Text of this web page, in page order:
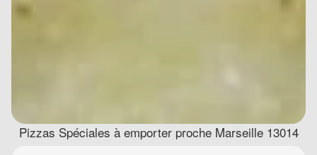
Pizzas Spéciales à emporter proche Marseille 13014